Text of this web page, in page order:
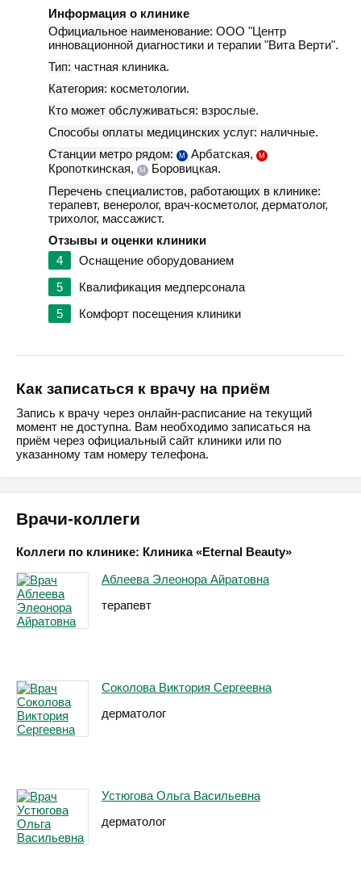
Информация о клинике
Официальное наименование: ООО "Центр
инновационной диагностики и терапии "Вита Верти".
Тип: частная клиника.
Категория: косметологии.
Кто может обслуживаться: взрослые.
Способы оплаты медицинских услуг: наличные.
Станции метро рядом:
М Арбатская, М
Кропоткинская, М
Боровицкая.
Перечень специалистов, работающих в клинике:
терапевт, венеролог, врач-косметолог, дерматолог,
трихолог, массажист.
Отзывы и оценки клиники
4
Оснащение оборудованием
5
Квалификация медперсонала
5
Комфорт посещения клиники
Как записаться к врачу на приём
Запись к врачу через онлайн-расписание на текущий
момент не доступна. Вам необходимо записаться на
приём через официальный сайт клиники или по
указанному там номеру телефона.
Врачи-коллеги
Коллеги по клинике: Клиника «Eternal Beauty»
Аблеева Элеонора Айратовна
терапевт
Соколова Виктория Сергеевна
дерматолог
Устюгова Ольга Васильевна
дерматолог